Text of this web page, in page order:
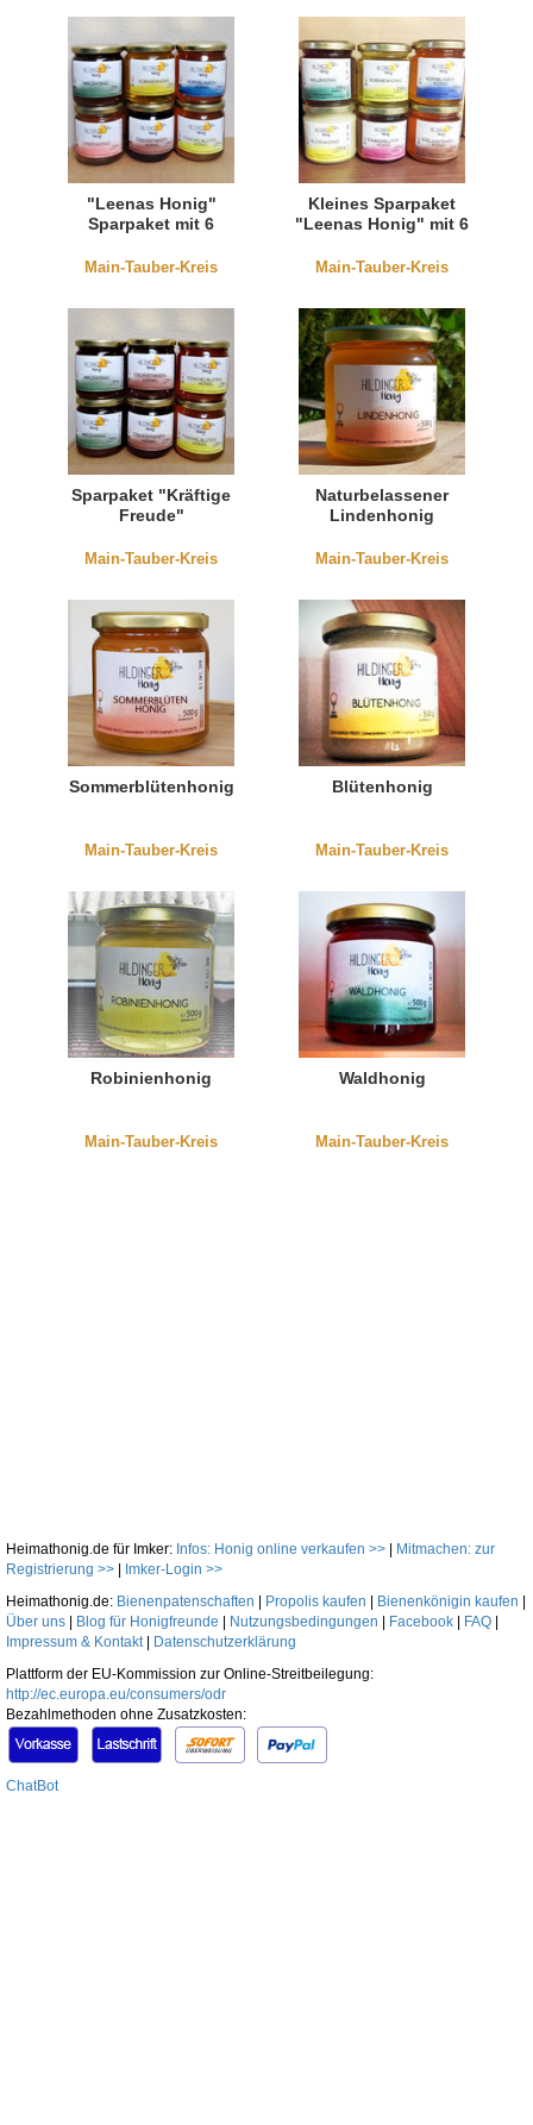
"Leenas Honig"
Sparpaket mit 6
Main-Tauber-Kreis
Kleines Sparpaket
"Leenas Honig" mit 6
Main-Tauber-Kreis
Sparpaket "Kräftige
Freude"
Main-Tauber-Kreis
Naturbelassener
Lindenhonig
Main-Tauber-Kreis
Sommerblütenhonig
Main-Tauber-Kreis
Blütenhonig
Main-Tauber-Kreis
Robinienhonig
Main-Tauber-Kreis
Waldhonig
Main-Tauber-Kreis
Heimathonig.de für Imker: Infos: Honig online verkaufen >>
Mitmachen: zur
Registrierung >>
Imker-Login >>
Heimathonig.de: Bienenpatenschaften Propolis kaufen Bienenkönigin kaufen
Über uns
Blog für Honigfreunde Nutzungsbedingungen Facebook FAQ
Impressum & Kontakt|
Datenschutzerklärung
Plattform der EU-Kommission zur Online-Streitbeilegung:
http://ec.europa.eu/consumers/odr
Bezahlmethoden ohne Zusatzkosten:
ChatBot